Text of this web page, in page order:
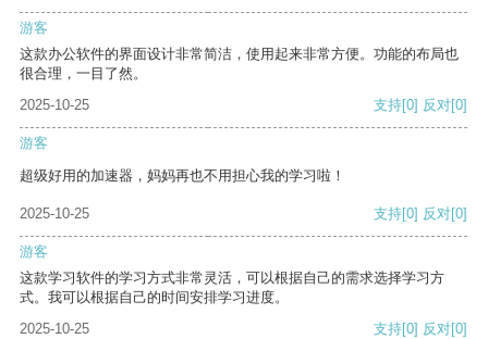
游客
这款办公软件的界面设计非常简洁，使用起来非常方便。功能的布局也
很合理，一目了然。
2025-10-25
支持[0] 反对[0]
游客
超级好用的加速器，妈妈再也不用担心我的学习啦！
2025-10-25 支持[0] 反对[0]
游客
这款学习软件的学习方式非常灵活，可以根据自己的需求选择学习方
式。我可以根据自己的时间安排学习进度。
2025-10-25
支持[0] 反对[0]